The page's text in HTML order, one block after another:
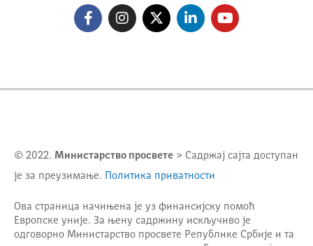
© 2022. Министарство просвете > Садржај сајта доступан
је за преузимање. Политика приватности
Ова страница начињена је уз финансијску помоћ
Европске уније. За њену садржину искључиво је
одговорно Министарство просвете Републике Србије и та